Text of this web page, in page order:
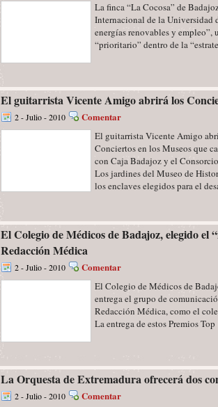
La finca “La Cocosa” de
Internacional de la Universidad
energías renovables y empleo”,
“prioritario” dentro de la
El guitarrista Vicente Amigo abrirá los
2 - Julio - 2010 Comentar
El guitarrista Vicente Amigo
Conciertos en los Museos que
con Caja Badajoz y el
Los jardines del Museo de
los enclaves elegidos para el
El Colegio de Médicos de Badajoz, elegido el
Redacción Médica
2 - Julio - 2010 Comentar
El Colegio de Médicos de
entrega el grupo de
Redacción Médica, como el
La entrega de estos Premios
La Orquesta de Extremadura ofrecerá dos
2 - Julio - 2010 Comentar